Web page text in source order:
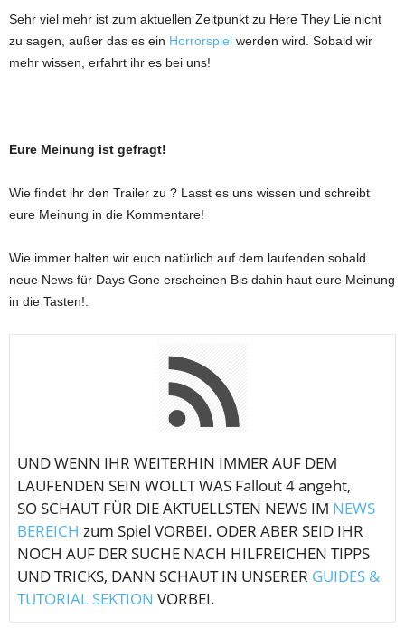
Sehr viel mehr ist zum aktuellen Zeitpunkt zu Here They Lie nicht
zu sagen, außer das es ein Horrorspiel werden wird. Sobald wir
mehr wissen, erfahrt ihr es bei uns!
Eure Meinung ist gefragt!
Wie findet ihr den Trailer zu ? Lasst es uns wissen und schreibt
eure Meinung in die Kommentare!
Wie immer halten wir euch natürlich auf dem laufenden sobald
neue News für Days Gone erscheinen Bis dahin haut eure Meinung
in die Tasten!.
UND WENN IHR WEITERHIN IMMER AUF DEM
LAUFENDEN SEIN WOLLT WAS Fallout 4 angeht,
SO SCHAUT FÜR DIE AKTUELLSTEN NEWS IM NEWS
BEREICH zum Spiel VORBEI. ODER ABER SEID IHR
NOCH AUF DER SUCHE NACH HILFREICHEN TIPPS
UND TRICKS, DANN SCHAUT IN UNSERER GUIDES &
TUTORIAL SEKTION VORBEI.